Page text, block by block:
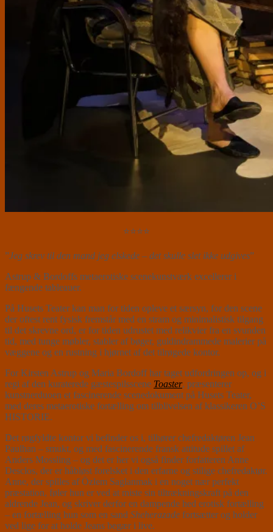
⭐⭐⭐⭐
”Jeg skrev til den mand jeg elskede – det skulle slet ikke udgives”
Astrup & Bordoffs metaerotiske scenekunstværk excellerer i
fængende tableauer.
På Husets Teater kan man for tiden opleve et særsyn, for den scene
der oftest rent fysisk fremstår med en stram og minimalistisk tilgang
til det skrevne ord, er for tiden udrustet med relikvier fra en svunden
tid, med tunge møbler, stabler af bøger, guldindrammede malerier på
væggene og en rustning i hjørnet af det tilrøgede kontor.
For Kirsten Astrup og Maria Bordoff har taget udfordringen op, og i
regi af den kuraterede gæstespilsscene Toaster, præsenterer
kunstnerduoen et fascinerende scenedokument på Husets Teater,
med deres metaerotiske fortælling om tilblivelsen af klassikeren O’S
HISTORIE.
Det røgfyldte kontor vi befinder os i, tilhører chefredaktøren Jean
Paulhan – smukt, og med fascinerende fransk attitude spillet af
Anders Mossling – og det er her vi også finder forfatteren Anne
Desclos, der er håbløst forelsket i den erfarne og stilige chefredaktør.
Anne, der spilles af Özlem Saglanmak i en noget nær perfekt
præstation, føler hun er ved at miste sin tiltrækningskraft på den
aldrende Jean, og skriver derfor en dampende hed erotisk fortælling
– en fortælling hun som en sand Sheherazade fortsætter og holder
ved lige for at holde Jeans begær i live.